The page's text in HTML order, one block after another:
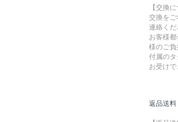
【交換
交換を
連絡くだ
お客様
様のご負
付属の
お受けで
返品送料